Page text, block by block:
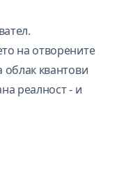
на отворените
облак квантови
реалност - и